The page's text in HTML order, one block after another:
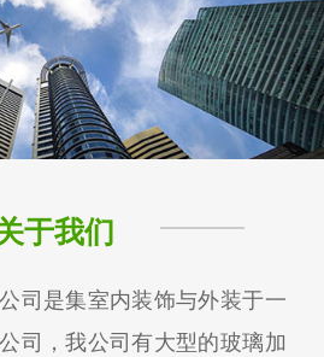
于我们
司是集室内装饰与外装于一
司，我公司有大型的玻璃加